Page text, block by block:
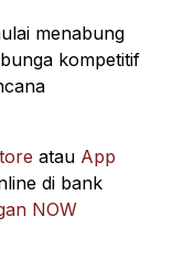
menabung
kompetitif
atau App
di bank
NOW